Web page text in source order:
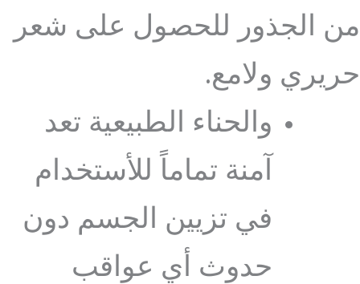
من الجذور للحصول على شعر
حريري ولامع.
والحناء الطبيعية تعد
آمنة تماماً للأستخدام
في تزيين الجسم دون
حدوث أي عواقب